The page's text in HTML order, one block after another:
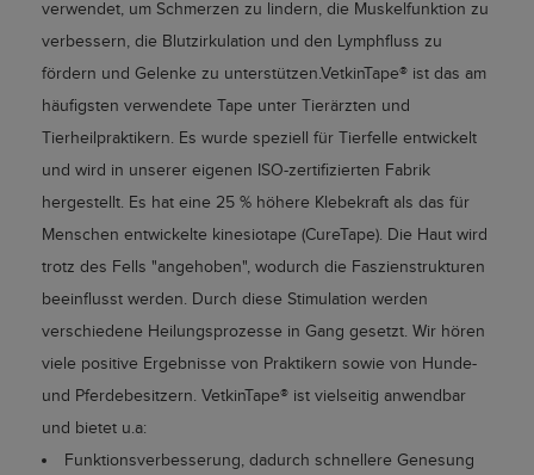
verwendet, um Schmerzen zu lindern, die Muskelfunktion zu
verbessern, die Blutzirkulation und den Lymphfluss zu
fördern und Gelenke zu unterstützen.VetkinTape® ist das am
häufigsten verwendete Tape unter Tierärzten und
Tierheilpraktikern. Es wurde speziell für Tierfelle entwickelt
und wird in unserer eigenen ISO-zertifizierten Fabrik
hergestellt. Es hat eine 25 % höhere Klebekraft als das für
Menschen entwickelte kinesiotape (CureTape). Die Haut wird
trotz des Fells "angehoben", wodurch die Faszienstrukturen
beeinflusst werden. Durch diese Stimulation werden
verschiedene Heilungsprozesse in Gang gesetzt. Wir hören
viele positive Ergebnisse von Praktikern sowie von Hunde-
und Pferdebesitzern. VetkinTape® ist vielseitig anwendbar
und bietet u.a:
Funktionsverbesserung, dadurch schnellere Genesung